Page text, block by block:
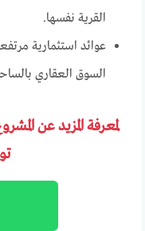
القرية نفسها.
عوائد استثمارية
السوق العقاري
لمعرفة المزيد عن